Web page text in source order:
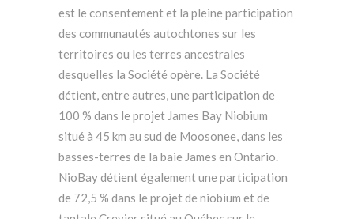
est le consentement et la pleine participation
des communautés autochtones sur les
territoires ou les terres ancestrales
desquelles la Société opère. La Société
détient, entre autres, une participation de
100 % dans le projet James Bay Niobium
situé à 45 km au sud de Moosonee, dans les
basses-terres de la baie James en Ontario.
NioBay détient également une participation
de 72,5 % dans le projet de niobium et de